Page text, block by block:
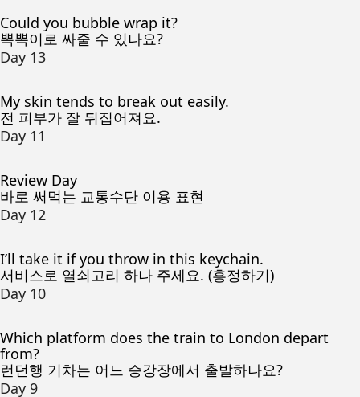
Could you bubble wrap it?
뽁뽁이로 싸줄 수 있나요?
Day 13
My skin tends to break out easily.
전 피부가 잘 뒤집어져요.
Day 11
Review Day
바로 써먹는 교통수단 이용 표현
Day 12
I’ll take it if you throw in this keychain.
서비스로 열쇠고리 하나 주세요. (흥정하기)
Day 10
Which platform does the train to London depart
from?
런던행 기차는 어느 승강장에서 출발하나요?
Day 9